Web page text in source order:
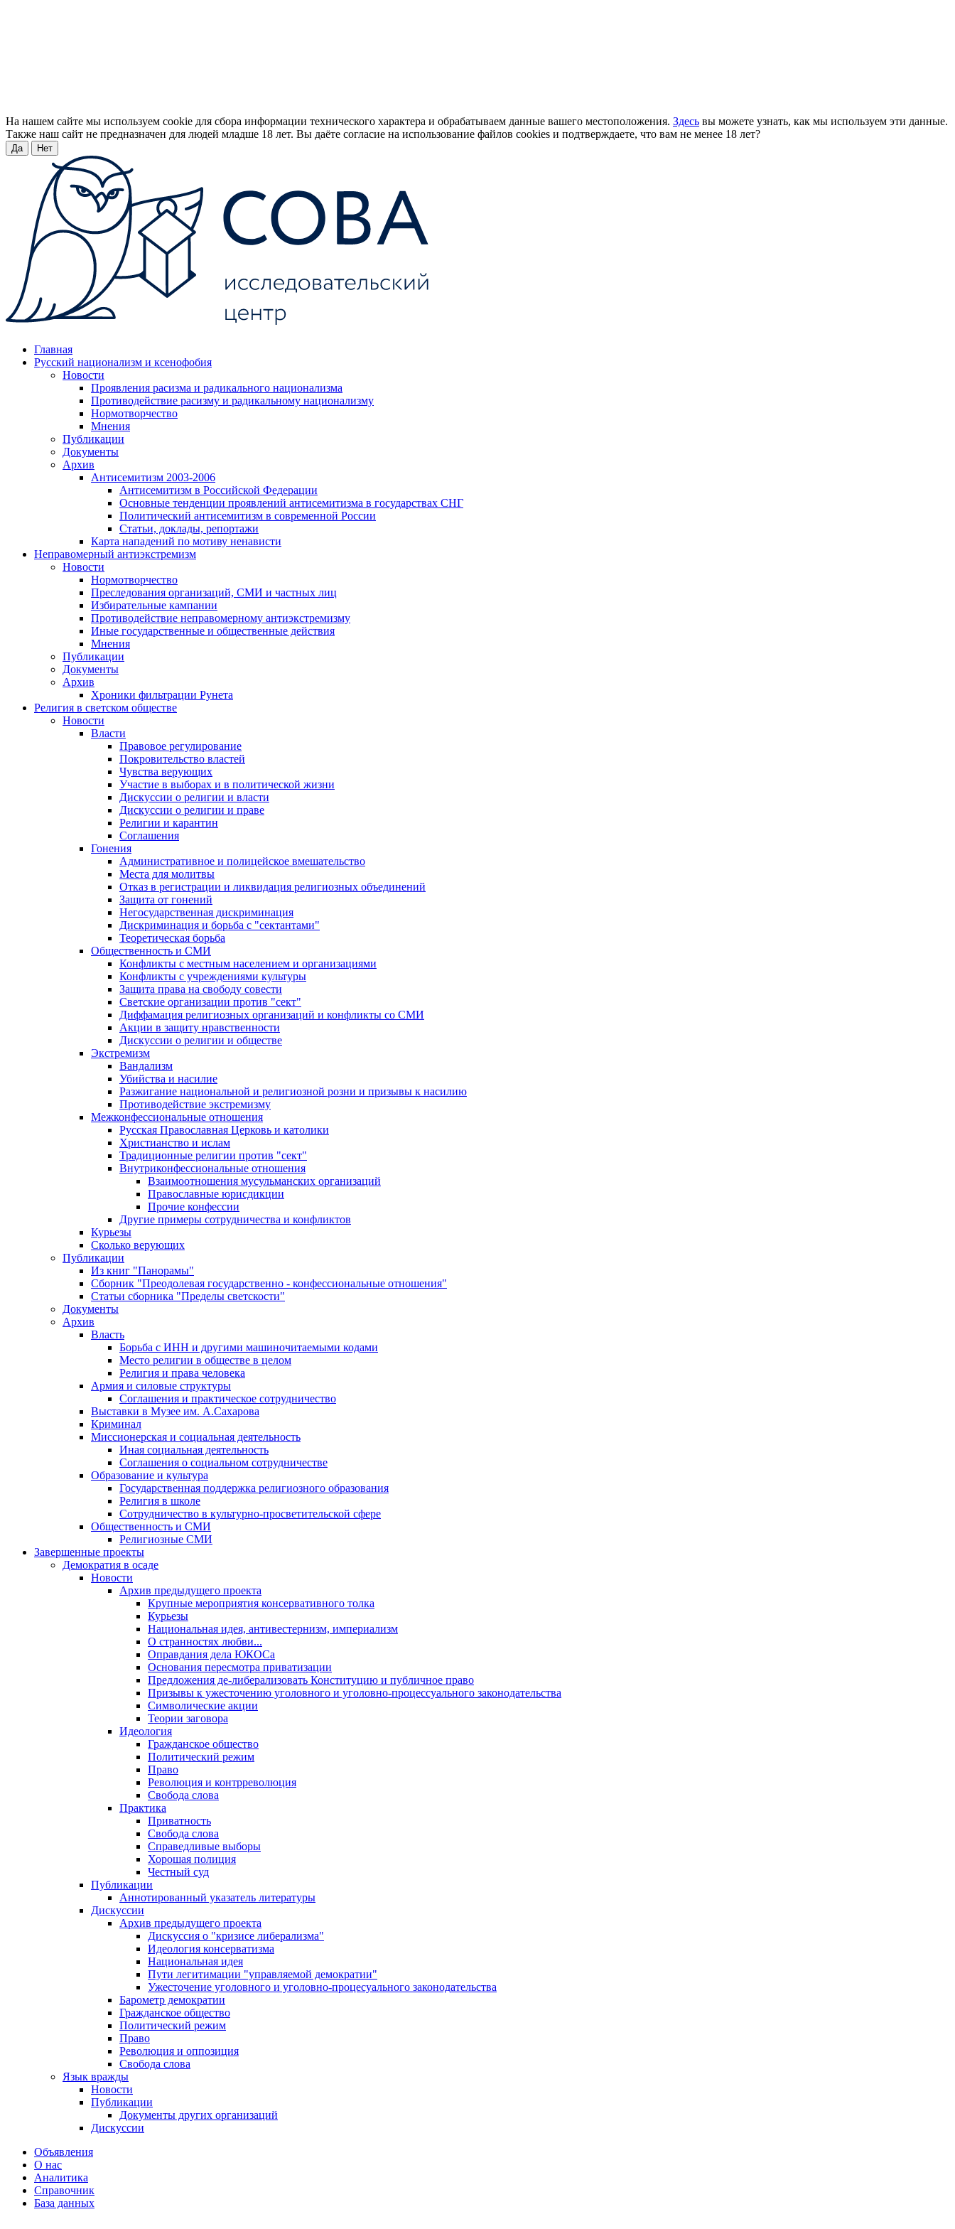
На нашем сайте мы используем cookie для сбора информации технического характера и обрабатываем данные вашего местоположения. Здесь вы можете узнать, как мы используем эти данные.
Также наш сайт не предназначен для людей младше 18 лет. Вы даёте согласие на использование файлов cookies и подтверждаете, что вам не менее 18 лет?
Да Нет
Главная
Русский национализм и ксенофобия
Новости
Проявления расизма и радикального национализма
Противодействие расизму и радикальному национализму
Нормотворчество
Мнения
Публикации
Документы
Архив
Антисемитизм 2003-2006
Антисемитизм в Российской Федерации
Основные тенденции проявлений антисемитизма в государствах СНГ
Политический антисемитизм в современной России
Статьи, доклады, репортажи
Карта нападений по мотиву ненависти
Неправомерный антиэкстремизм
Новости
Нормотворчество
Преследования организаций, СМИ и частных лиц
Избирательные кампании
Противодействие неправомерному антиэкстремизму
Иные государственные и общественные действия
Мнения
Публикации
Документы
Архив
Хроники фильтрации Рунета
Религия в светском обществе
Новости
Власти
Правовое регулирование
Покровительство властей
Чувства верующих
Участие в выборах и в политической жизни
Дискуссии о религии и власти
Дискуссии о религии и праве
Религии и карантин
Соглашения
Гонения
Административное и полицейское вмешательство
Места для молитвы
Отказ в регистрации и ликвидация религиозных объединений
Защита от гонений
Негосударственная дискриминация
Дискриминация и борьба с "сектантами"
Теоретическая борьба
Общественность и СМИ
Конфликты с местным населением и организациями
Конфликты с учреждениями культуры
Защита права на свободу совести
Светские организации против "сект"
Диффамация религиозных организаций и конфликты со СМИ
Акции в защиту нравственности
Дискуссии о религии и обществе
Экстремизм
Вандализм
Убийства и насилие
Разжигание национальной и религиозной розни и призывы к насилию
Противодействие экстремизму
Межконфессиональные отношения
Русская Православная Церковь и католики
Христианство и ислам
Традиционные религии против "сект"
Внутриконфессиональные отношения
Взаимоотношения мусульманских организаций
Православные юрисдикции
Прочие конфессии
Другие примеры сотрудничества и конфликтов
Курьезы
Сколько верующих
Публикации
Из книг "Панорамы"
Сборник "Преодолевая государственно - конфессиональные отношения"
Статьи сборника "Пределы светскости"
Документы
Архив
Власть
Борьба с ИНН и другими машиночитаемыми кодами
Место религии в обществе в целом
Религия и права человека
Армия и силовые структуры
Соглашения и практическое сотрудничество
Выставки в Музее им. А.Сахарова
Криминал
Миссионерская и социальная деятельность
Иная социальная деятельность
Соглашения о социальном сотрудничестве
Образование и культура
Государственная поддержка религиозного образования
Религия в школе
Сотрудничество в культурно-просветительской сфере
Общественность и СМИ
Религиозные СМИ
Завершенные проекты
Демократия в осаде
Новости
Архив предыдущего проекта
Крупные мероприятия консервативного толка
Курьезы
Национальная идея, антивестернизм, империализм
О странностях любви...
Оправдания дела ЮКОСа
Основания пересмотра приватизации
Предложения де-либерализовать Конституцию и публичное право
Призывы к ужесточению уголовного и уголовно-процессуального законодательства
Символические акции
Теории заговора
Идеология
Гражданское общество
Политический режим
Право
Революция и контрреволюция
Свобода слова
Практика
Приватность
Свобода слова
Справедливые выборы
Хорошая полиция
Честный суд
Публикации
Аннотированный указатель литературы
Дискуссии
Архив предыдущего проекта
Дискуссия о "кризисе либерализма"
Идеология консерватизма
Национальная идея
Пути легитимации "управляемой демократии"
Ужесточение уголовного и уголовно-процесуального законодательства
Барометр демократии
Гражданское общество
Политический режим
Право
Революция и оппозиция
Свобода слова
Язык вражды
Новости
Публикации
Документы других организаций
Дискуссии
Объявления
О нас
Аналитика
Справочник
База данных